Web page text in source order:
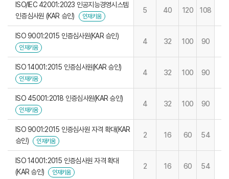
ISO/IEC 42001:2023 인공지능경영시스템
인증심사원 (KAR 승인)
인재키움
5 40 120 108
ISO 9001:2015 인증심사원(KAR 승인)
인재키움
4 32 100 90
ISO 14001:2015 인증심사원(KAR 승인)
인재키움
4 32 100 90
ISO 45001:2018 인증심사원(KAR 승인)
인재키움
4 32 100 90
ISO 9001:2015 인증심사원 자격 확대(KAR
승인)
인재키움
2 16 60 54
ISO 14001:2015 인증심사원 자격 확대
(KAR 승인)
인재키움
2 16 60 54